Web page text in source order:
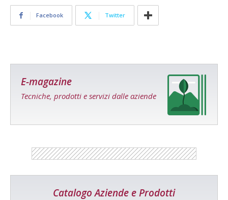
Facebook Twitter
E-magazine
Tecniche, prodotti e servizi dalle aziende
Catalogo Aziende e Prodotti